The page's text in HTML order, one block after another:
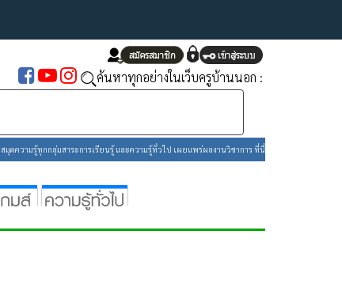
ค้นหาทุกอย่างในเว็บครูบ้านนอก :
ดความรู้ทุกกลุ่มสาระการเรียนรู้ และความรู้ทั่วไป เผยแพร่ผลงานวิชาการ ที่นี่